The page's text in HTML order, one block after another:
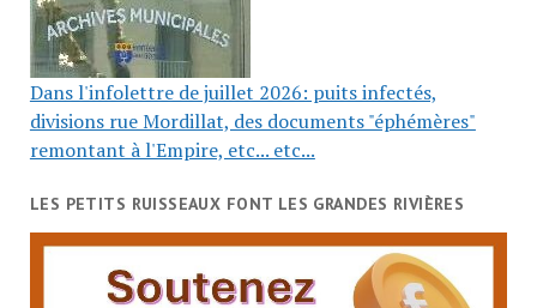
Dans l'infolettre de juillet 2026: puits infectés,
divisions rue Mordillat, des documents "éphémères"
remontant à l'Empire, etc... etc...
LES PETITS RUISSEAUX FONT LES GRANDES RIVIÈRES